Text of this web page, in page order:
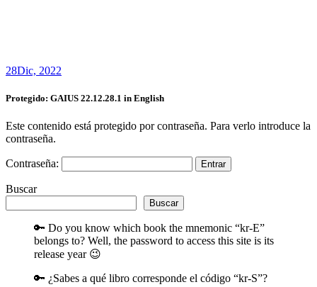
28Dic, 2022
Protegido: GAIUS 22.12.28.1 in English
Este contenido está protegido por contraseña. Para verlo introduce la
contraseña.
Contraseña:
Buscar
Buscar
🔑 Do you know which book the mnemonic “kr-E”
belongs to? Well, the password to access this site is its
release year 😉
🔑 ¿Sabes a qué libro corresponde el código “kr-S”?